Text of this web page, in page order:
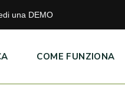
una DEMO
COME FUNZIONA